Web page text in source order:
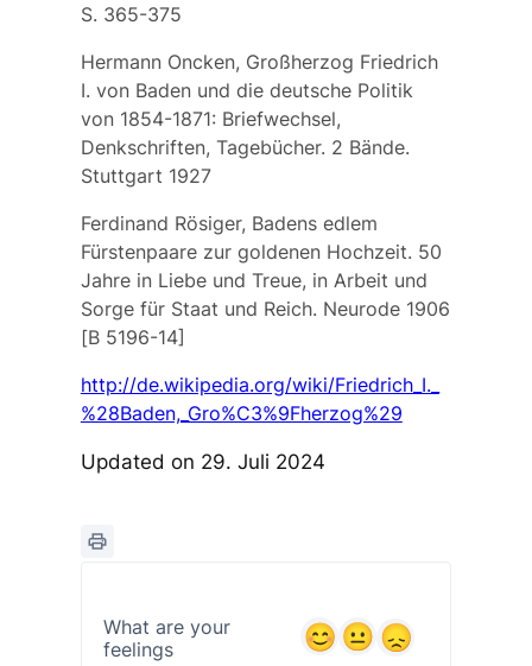
S. 365-375
Hermann Oncken, Großherzog Friedrich
I. von Baden und die deutsche Politik
von 1854-1871: Briefwechsel,
Denkschriften, Tagebücher. 2 Bände.
Stuttgart 1927
Ferdinand Rösiger, Badens edlem
Fürstenpaare zur goldenen Hochzeit. 50
Jahre in Liebe und Treue, in Arbeit und
Sorge für Staat und Reich. Neurode 1906
[B 5196-14]
http://de.wikipedia.org/wiki/Friedrich_I._
%28Baden,_Gro%C3%9Fherzog%29
Updated on 29. Juli 2024
What are your
feelings